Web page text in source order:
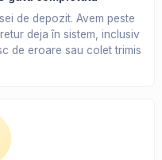
de depozit. Avem peste
deja în sistem, inclusiv
de eroare sau colet trimis